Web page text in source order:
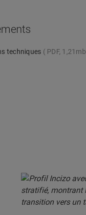
techniques PDF, 1,21mb